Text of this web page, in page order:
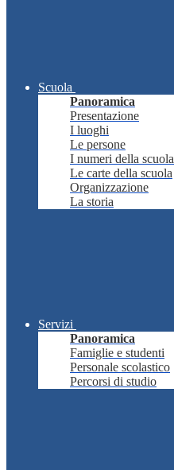
Scuola
Panoramica
Presentazione
I luoghi
Le persone
I numeri della scuola
Le carte della scuola
Organizzazione
La storia
Servizi
Panoramica
Famiglie e studenti
Personale scolastico
Percorsi di studio